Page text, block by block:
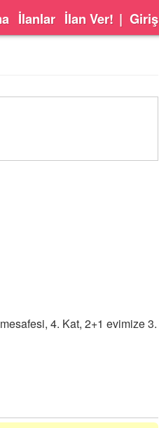
İlanlar İlan Ver! | Giriş
4. Kat, 2+1 evimize 3.